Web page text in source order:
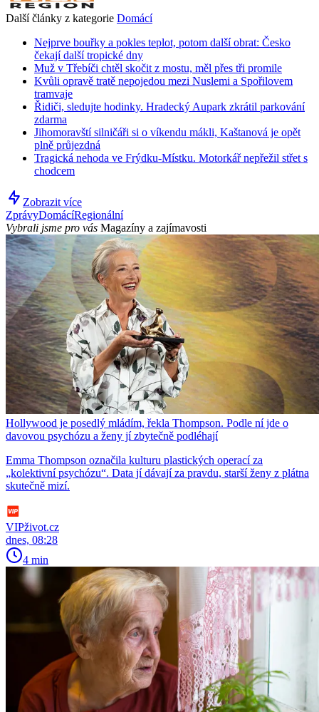
Další články z kategorie Domácí
Nejprve bouřky a pokles teplot, potom další obrat: Česko
čekají další tropické dny
Muž v Třebíči chtěl skočit z mostu, měl přes tři promile
Kvůli opravě tratě nepojedou mezi Nuslemi a Spořilovem
tramvaje
Řidiči, sledujte hodinky. Hradecký Aupark zkrátil parkování
zdarma
Jihomoravští silničáři si o víkendu mákli, Kaštanová je opět
plně průjezdná
Tragická nehoda ve Frýdku-Místku. Motorkář nepřežil střet s
chodcem
Zobrazit více
ZprávyDomácíRegionální
Vybrali jsme pro vás Magazíny a zajímavosti
Hollywood je posedlý mládím, řekla Thompson. Podle ní jde o
davovou psychózu a ženy jí zbytečně podléhají
Emma Thompson označila kulturu plastických operací za
„kolektivní psychózu“. Data jí dávají za pravdu, starší ženy z plátna
skutečně mizí.
VIPživot.cz
dnes, 08:28
4 min